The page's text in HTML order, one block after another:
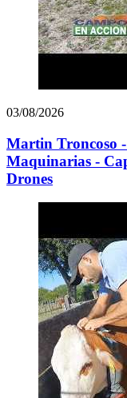
03/08/2026
Martin Troncoso -
Maquinarias -
Drones